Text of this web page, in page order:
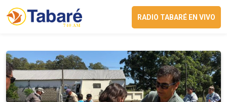
RADIO TABARÉ EN VIVO